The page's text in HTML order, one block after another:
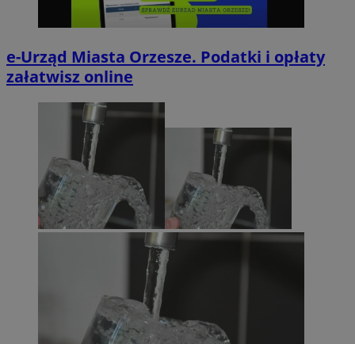
e-Urząd Miasta Orzesze. Podatki i opłaty
załatwisz online